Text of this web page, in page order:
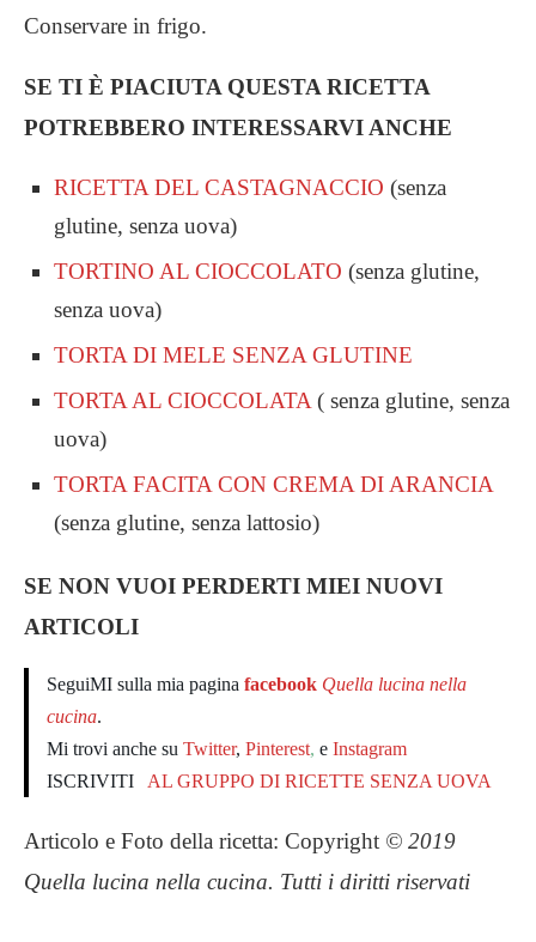
Conservare in frigo.
SE TI È PIACIUTA QUESTA RICETTA
POTREBBERO INTERESSARVI ANCHE
RICETTA DEL CASTAGNACCIO (senza
glutine, senza uova)
TORTINO AL CIOCCOLATO (senza glutine,
senza uova)
TORTA DI MELE SENZA GLUTINE
TORTA AL CIOCCOLATA ( senza glutine, senza
uova)
TORTA FACITA CON CREMA DI ARANCIA
(senza glutine, senza lattosio)
SE NON VUOI PERDERTI MIEI NUOVI
ARTICOLI
SeguiMI sulla mia pagina facebook Quella lucina nella
cucina.
Mi trovi anche su Twitter, Pinterest, e Instagram
ISCRIVITI
AL GRUPPO DI RICETTE SENZA UOVA
Articolo e Foto della ricetta: Copyright © 2019
Quella lucina nella cucina. Tutti i diritti riservati